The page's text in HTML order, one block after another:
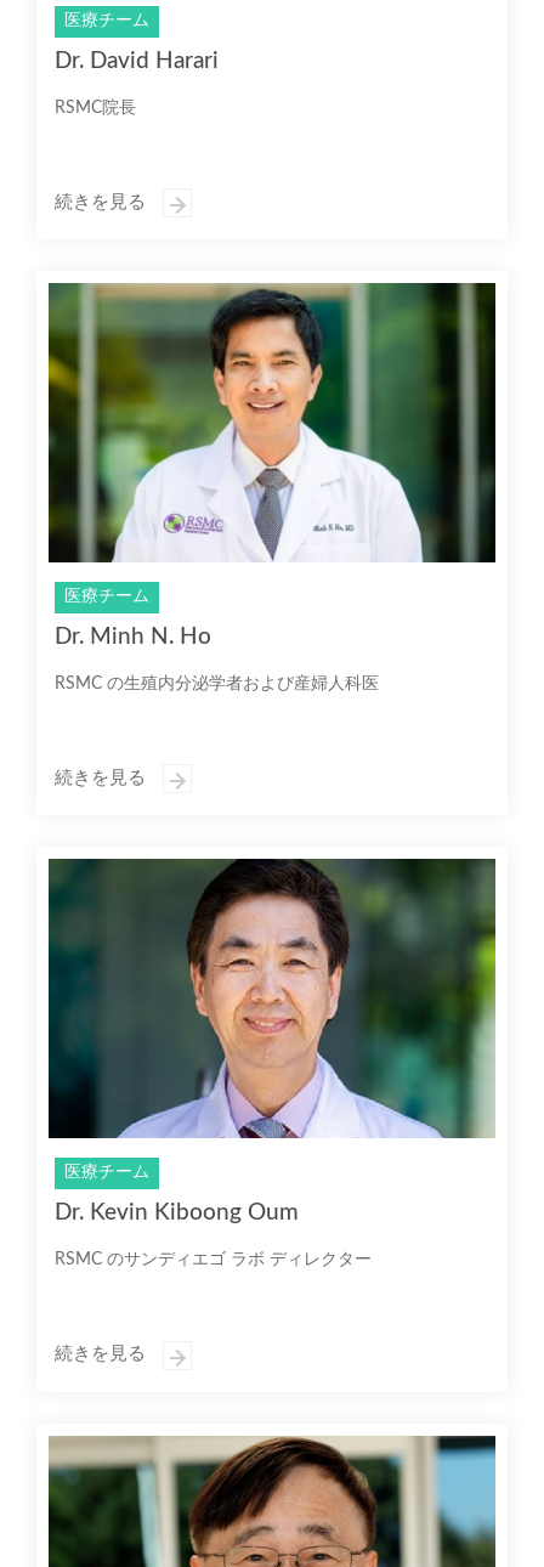
医療チーム
Dr. David Harari
RSMC院長
続きを見る
医療チーム
Dr. Minh N. Ho
RSMC の生殖内分泌学者および産婦人科医
続きを見る
医療チーム
Dr. Kevin Kiboong Oum
RSMC のサンディエゴ ラボ ディレクター
続きを見る